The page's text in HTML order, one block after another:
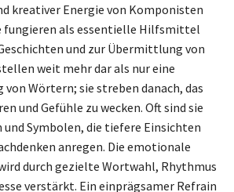
kreativer Energie von Komponisten
fungieren als essentielle Hilfsmittel
und zur Übermittlung von
weit mehr dar als nur eine
Wörtern; sie streben danach, das
und Gefühle zu wecken. Oft sind sie
und Symbolen, die tiefere Einsichten
anregen. Die emotionale
durch gezielte Wortwahl, Rhythmus
verstärkt. Ein einprägsamer Refrain